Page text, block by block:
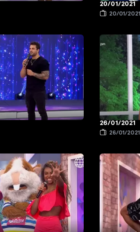
20/01/2021
20/01/2021
26/01/2021
26/01/2021